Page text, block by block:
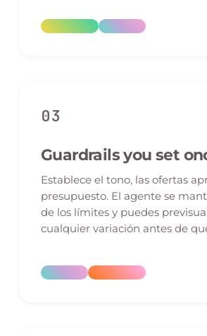
03
Guardrails you set
Establece el tono, las ofertas
presupuesto. El agente se
de los límites y puedes
cualquier variación antes de